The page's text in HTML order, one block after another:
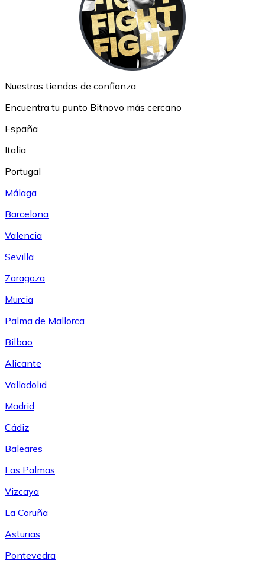
Nuestras tiendas de confianza
Encuentra tu punto Bitnovo más cercano
España
Italia
Portugal
Málaga
Barcelona
Valencia
Sevilla
Zaragoza
Murcia
Palma de Mallorca
Bilbao
Alicante
Valladolid
Madrid
Cádiz
Baleares
Las Palmas
Vizcaya
La Coruña
Asturias
Pontevedra